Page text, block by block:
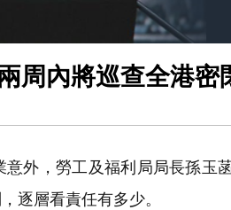
周內將巡查全港密
外，勞工及福利局局長孫玉
逐層看責任有多少。